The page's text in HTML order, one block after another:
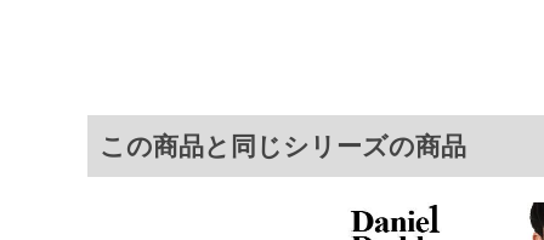
この商品と同じシリーズの商品